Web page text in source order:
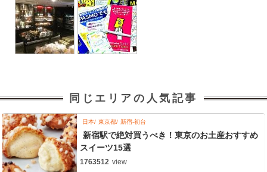
同じエリアの人気記事
日本 東京都 新宿-初台
新宿駅で絶対買うべき！東京のお土産おすすめ
スイーツ15選
1763512 view